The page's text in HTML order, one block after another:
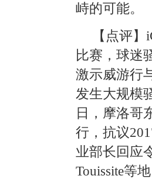
峙的可能。
【点评
比赛，球迷
激示威游行
发生大规模
日，摩洛哥
行，抗议
业部长回应
Touissite等